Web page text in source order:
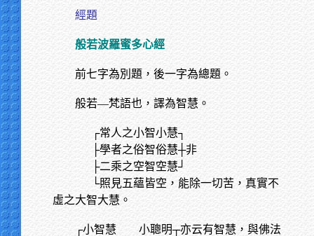
經題
般若波羅蜜多心經
前七字為別題，後一字為總題。
般若—梵語也，譯為智慧。
┌常人之小智小慧┐
├學者之俗智俗慧┼非
├二乘之空智空慧┘
└照見五蘊皆空，能除一切苦，真實不
虛之大智大慧。
┌小智慧 小聰明┬亦云有智慧，與佛法